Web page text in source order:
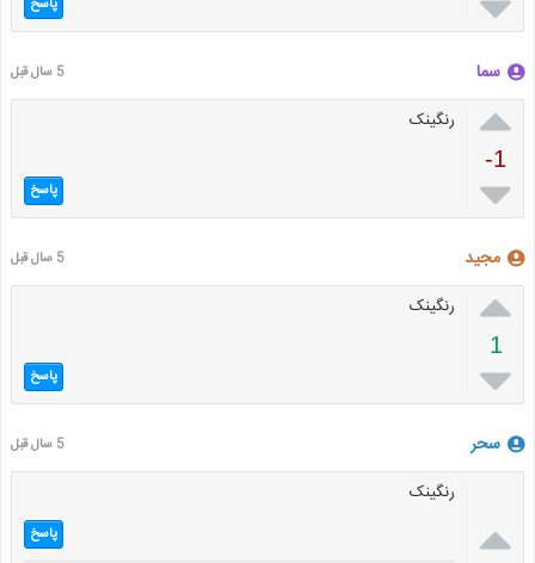
سما 5 سال قبل

-1

رنگینک
پاسخ
مجید 5 سال قبل

1

رنگینک
پاسخ
سحر 5 سال قبل

رنگینک
پاسخ